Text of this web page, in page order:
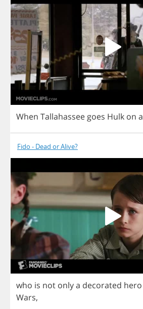
When Tallahassee goes Hulk on a
Fido - Dead or Alive?
who is not onlya decorated hero
Wars,